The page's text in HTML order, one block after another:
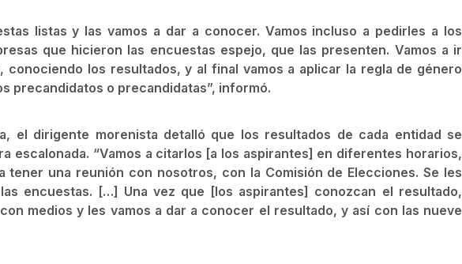
listas y las vamos a dar a conocer. Vamos incluso a pedirles a los
que hicieron las encuestas espejo, que las presenten. Vamos a ir
conociendo los resultados, y al final vamos a aplicar la regla de género
precandidatos o precandidatas”, informó.
el dirigente morenista detalló que los resultados de cada entidad se
escalonada. “Vamos a citarlos [a los aspirantes] en diferentes horarios,
tener una reunión con nosotros, con la Comisión de Elecciones. Se les
encuestas. […] Una vez que [los aspirantes] conozcan el resultado,
medios y les vamos a dar a conocer el resultado, y así con las nueve